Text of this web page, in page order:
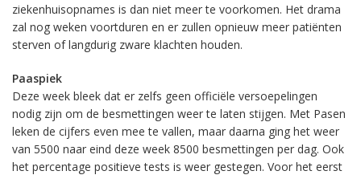
ziekenhuisopnames is dan niet meer te voorkomen. Het drama
zal nog weken voortduren en er zullen opnieuw meer patiënten
sterven of langdurig zware klachten houden.
Paaspiek
Deze week bleek dat er zelfs geen officiële versoepelingen
nodig zijn om de besmettingen weer te laten stijgen. Met Pasen
leken de cijfers even mee te vallen, maar daarna ging het weer
van 5500 naar eind deze week 8500 besmettingen per dag. Ook
het percentage positieve tests is weer gestegen. Voor het eerst